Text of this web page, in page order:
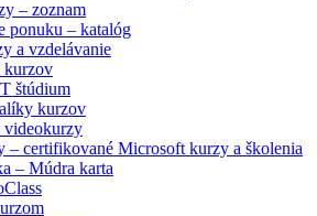
– zoznam
ponuku – katalóg
a vzdelávanie
kurzov
štúdium
kurzov
videokurzy
– certifikované Microsoft kurzy a školenia
– Múdra karta